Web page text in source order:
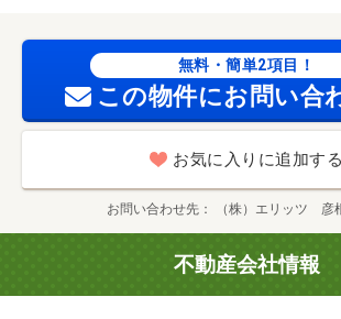
無料・簡単2項目！
この物件にお問い合
お気に入りに追加する
お問い合わせ先 （株）エリッツ 彦
不動産会社情報